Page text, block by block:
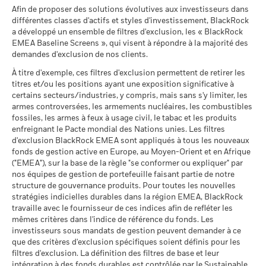
Les chiffres indiqués se rapportent aux performances
passées.Les performances passées ne sont pas un indicateur
fiable des performances futures. Les marchés pourraient
évoluer très différemment. Ceci peut vous aider à évaluer la
façon dont le fonds a été géré dans le passé
La performance est indiquée sur la base de la Valeur nette
d’inventaire (VNI), avec le revenu brut réinvesti le cas échéant.
Le rendement de votre investissement peut augmenter ou
diminuer en raison des fluctuations des devises si votre
investissement est effectué dans une devise autre que celle
utilisée dans le calcul des performances passées. Source :
Blackrock
d’actions d'organismes de placement collectif (actions de
capitalisation) s'élève à 1,32% (max. 4000 €). Les dividendes
perçus au titre des actions de distribution sont soumis au
précompte mobilier belge de 30%. Le précompte mobilier
belge applicable aux intérêts inclus dans le prix de rachat des
de 10% de leurs actifs dans des titres de créance s'élève à
30%.
Publication de la valeur nette d'inventaire:
www.blackrock.com/be
, De Tijd,www.fundinfo.com. Pour toute
réclamation concernant ce compartiment, veuillez contacter
BlackRock au 02 402 49 00 ou par e-mail à l’adresse
belux@blackrock.com. Pour votre protection, les appels
téléphoniques sont souvent enregistrés.Vous pouvez
également contacter le Service de médiation des
consommateurs. Vous trouverez de plus amples informations
à l’adressehttp://www.ombudsfin.be.
Intermédiaire
Ce que vous pourriez obtenir après
Rendement annuel moyen
Favorable
Ce que vous pourriez obtenir après
Rendement annuel moyen
Le scénario de tension montre ce que vous pourriez obtenir
dans des situations de marché extrêmes.
Notation des fonds ESG MSCI
au 17/juil./2026
AA
Pointage de qualité ESG
MSCI (0-10)
au 17/juil./2026
Classification mondiale des
fonds selon Lipper
au 17/juil./2026
Equity Europe
Moyenne pondérée de
l'intensité carbone MSCI
(tonnes de CO2e/M$ de
ventes)
au 17/juil./2026
% des avoirs à l'égard
desquels des données ESG
au 17/juil./2026
99,25
Pointage de qualité ESG
MSCI - centile par rapport aux
pairs
34,73
au 30/juin/2026
MSCI - Contrevenants au
Pacte mondial des Nations
Unies
au 30/juin/2026
0,00%
MSCI - Charbon thermique
au 30/juin/2026
0,00%
MSCI - Sables bitumineux
au 30/juin/2026
0,00%
Données sur la
participation aux secteurs
d'activité
au 30/juin/2026
99,91%
Pourcentage des avoirs du
fonds à l'égard desquels
des données ne sont pas
disponibles
au 30/juin/2026
Sustainability related disclosure - EF_AG (en)
Sustainability related disclosure - EF_AG (de)
Sustainability related disclosure - EF_AG (nl)
Sustainability related disclosure - EF_AG (fr)
Voir tous les documents
Afin de proposer des solutions évolutives aux investisseurs dans
différentes classes d'actifs et styles d'investissement, BlackRock
a développé un ensemble de filtres d'exclusion, les « BlackRock
EMEA Baseline Screens », qui visent à répondre à la majorité des
demandes d'exclusion de nos clients.
À titre d'exemple, ces filtres d'exclusion permettent de retirer les
titres et/ou les positions ayant une exposition significative à
certains secteurs/industries, y compris, mais sans s'y limiter, les
armes controversées, les armements nucléaires, les combustibles
fossiles, les armes à feux à usage civil, le tabac et les produits
enfreignant le Pacte mondial des Nations unies. Les filtres
d'exclusion BlackRock EMEA sont appliqués à tous les nouveaux
fonds de gestion active en Europe, au Moyen-Orient et en Afrique
("EMEA"), sur la base de la règle "se conformer ou expliquer" par
nos équipes de gestion de portefeuille faisant partie de notre
structure de gouvernance produits. Pour toutes les nouvelles
stratégies indicielles durables dans la région EMEA, BlackRock
travaille avec le fournisseur de ces indices afin de refléter les
mêmes critères dans l'indice de référence du fonds. Les
investisseurs sous mandats de gestion peuvent demander à ce
que des critères d'exclusion spécifiques soient définis pour les
filtres d'exclusion. La définition des filtres de base et leur